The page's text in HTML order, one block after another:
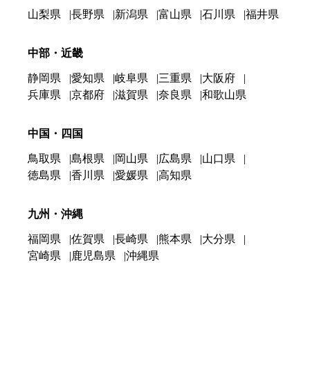
山梨県 長野県 新潟県 富山県 石川県 福井県
中部・近畿
静岡県 愛知県 岐阜県 三重県
大阪府
兵庫県
京都府 滋賀県 奈良県 和歌山県
中国・四国
鳥取県 島根県 岡山県 広島県
山口県
徳島県
香川県 愛媛県 高知県
九州・沖縄
福岡県 佐賀県 長崎県 熊本県
大分県
宮崎県
鹿児島県 沖縄県